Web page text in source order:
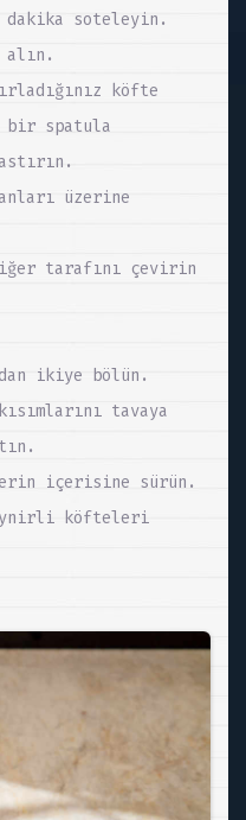
soteleyin.
alın.
köfte
bir spatula
üzerine
tarafını çevirin
ikiye bölün.
tavaya
içerisine sürün.
köfteleri